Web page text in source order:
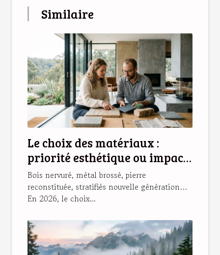
Similaire
Le choix des matériaux :
priorité esthétique ou impact
sur l’habitat ?
Bois nervuré, métal brossé, pierre
reconstituée, stratifiés nouvelle génération…
En 2026, le choix...